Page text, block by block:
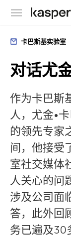
卡巴斯基实验室
对话尤
作为卡巴斯
人，尤金•
的领先专家
间，他接受
室社交媒体
人关心的问
涉及公司面
答，此外回
务已遍及30